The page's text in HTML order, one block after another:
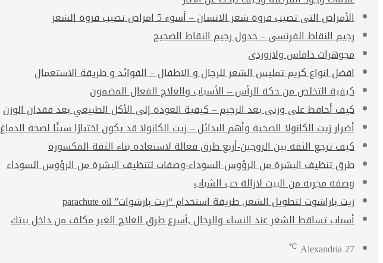
الأمراض التى تصيب فروة شعر الانسان – أسوء 5 امراض تصيب فروة الشعر
رجيم النقاط الفرنسى – جدول رجيم النقاط الصحيح
مجوهرات داماس ولازوردى
افضل انواع كريم تمليس الشعر للرجال و الاطفال – الفوائد و طريقة الاستعمال
كيفية التخلص من حكة الرأس – الأسباب والعلاج الفعال المضمون
كيف أحافظ على وزنى بعد الرجيم – كيفية العودة إلى الأكل الطبيعي بعد فقدان الوزن
أضرار زيت الكانولا الصحية وأهم البدائل – زيت الكانولا قد يكون اختيارًا سيئًا لصحة الدماغ
كيف ترجع الثقه بين الزوجين-أربع طرق فعالة لاستعادة بناء الثقة المكسورة
طرق تنظيف البشرة من الرؤوس السوداء-وصفات لتنظيف البشرة من الرؤوس السوداء
وصفه مجربه من البيت لازالة حب الشباب
زيت باراشوت لتطويل الشعر, طريقة استخدام “زيت بارشوات” parachute oil
أسباب تساقط الشعر عند النساء والرجال ,أسرع طرق العلاج الغير مكلف من داخل بيتك
Alexandria27
℃